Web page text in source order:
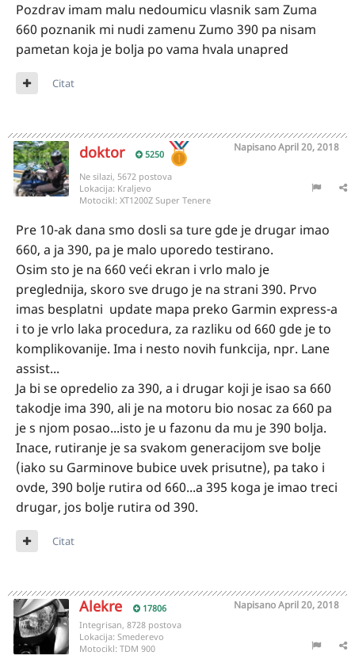
Pozdrav imam malu nedoumicu vlasnik sam Zuma
660 poznanik mi nudi zamenu Zumo 390 pa nisam
pametan koja je bolja po vama hvala unapred
Citat
doktor 5250
NapisanoApril 20, 2018
Ne silazi, 5672 postova
Lokacija: Kraljevo
Motocikl: XT1200Z Super Tenere
Pre 10-ak dana smo dosli sa ture gde je drugar imao
660, a ja 390, pa je malo uporedo testirano.
Osim sto je na 660 veći ekran i vrlo malo je
preglednija, skoro sve drugo je na strani 390. Prvo
imas besplatni update mapa preko Garmin express-a
i to je vrlo laka procedura, za razliku od 660 gde je to
komplikovanije. Ima i nesto novih funkcija, npr. Lane
assist...
Ja bi se opredelio za 390, a i drugar koji je isao sa 660
takodje ima 390, ali je na motoru bio nosac za 660 pa
je s njom posao...isto je u fazonu da mu je 390 bolja.
Inace, rutiranje je sa svakom generacijom sve bolje
(iako su Garminove bubice uvek prisutne), pa tako i
ovde, 390 bolje rutira od 660...a 395 koga je imao treci
drugar, jos bolje rutira od 390.
Citat
Alekre 17806 NapisanoApril 20, 2018
Integrisan, 8728 postova
Lokacija: Smederevo
Motocikl: TDM 900